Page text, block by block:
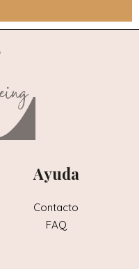
Ayuda
Contacto
FAQ